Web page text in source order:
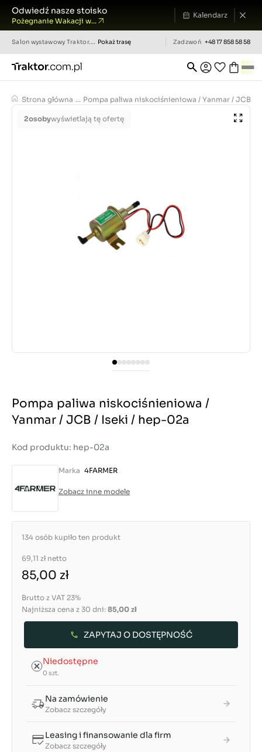
Odwiedź nasze stoisko
Pożegnanie Wakacji w...
Kalendarz
Salon wystawowy Traktor.com.pl Pokaż trasę Zadzwoń +48 17 858 58 58
Strona główna ... Pompa paliwa niskociśnieniowa / Yanmar / JCB /
2osobywyświetlają tę ofertę
Pompa paliwa niskociśnieniowa /
Yanmar / JCB / Iseki / hep-02a
Kod produktu: hep-02a
Marka 4FARMER
Zobacz inne modele
134 osób kupiło ten produkt
69,11 zł netto
85,00 zł
Brutto z VAT 23%
Najniższa cena z 30 dni: 85,00 zł
ZAPYTAJ O DOSTĘPNOŚĆ
Niedostępne
0 szt.
Na zamówienie
Zobacz szczegóły
Leasing i finansowanie dla firm
Zobacz szczegóły